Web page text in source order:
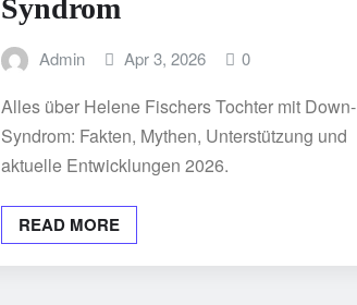
Syndrom
Admin Apr 3, 2026 0
Alles über Helene Fischers Tochter mit Down-
Syndrom: Fakten, Mythen, Unterstützung und
aktuelle Entwicklungen 2026.
READ MORE